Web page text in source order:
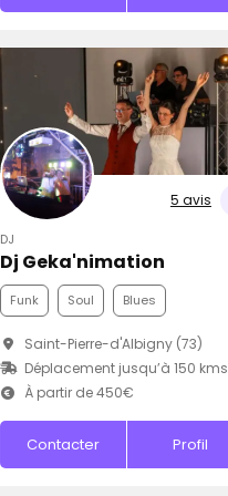
5 avis
DJ
Dj Geka'nimation
Funk Soul Blues
Saint-Pierre-d'Albigny (73)
Déplacement jusqu’à 150 kms
À partir de 450€
Contacter Profil